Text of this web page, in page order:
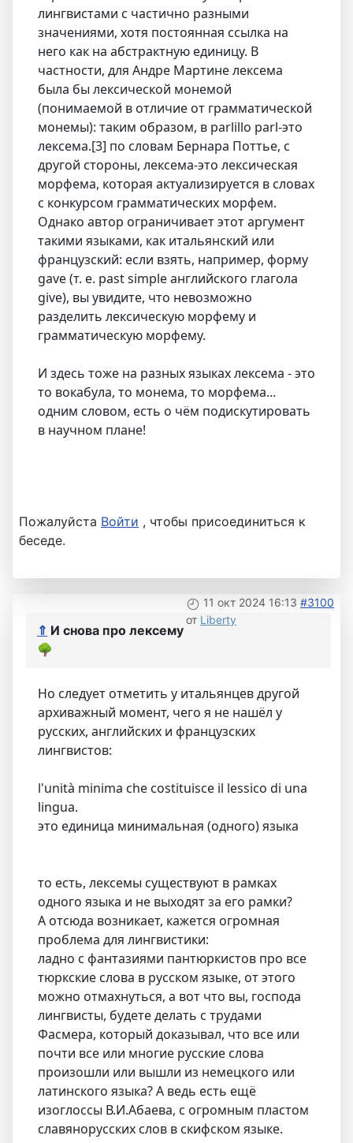
лингвистами с частично разными
значениями, хотя постоянная ссылка на
него как на абстрактную единицу. В
частности, для Андре Мартине лексема
была бы лексической монемой
(понимаемой в отличие от грамматической
монемы): таким образом, в parlillo parl-это
лексема.[3] по словам Бернара Поттье, с
другой стороны, лексема-это лексическая
морфема, которая актуализируется в словах
с конкурсом грамматических морфем.
Однако автор ограничивает этот аргумент
такими языками, как итальянский или
французский: если взять, например, форму
gave (т. е. past simple английского глагола
give), вы увидите, что невозможно
разделить лексическую морфему и
грамматическую морфему.
И здесь тоже на разных языках лексема - это
то вокабула, то монема, то морфема...
одним словом, есть о чём подискутировать
в научном плане!
Пожалуйста Войти , чтобы присоединиться к
беседе.
11 окт 2024 16:13 #3100
от Liberty
⇑ И снова про лексему
🌳
Но следует отметить у итальянцев другой
архиважный момент, чего я не нашёл у
русских, английских и французских
лингвистов:
l'unità minima che costituisce il lessico di una
lingua.
это единица минимальная (одного) языка
то есть, лексемы существуют в рамках
одного языка и не выходят за его рамки?
А отсюда возникает, кажется огромная
проблема для лингвистики:
ладно с фантазиями пантюркистов про все
тюркские слова в русском языке, от этого
можно отмахнуться, а вот что вы, господа
лингвисты, будете делать с трудами
Фасмера, который доказывал, что все или
почти все или многие русские слова
произошли или вышли из немецкого или
латинского языка? А ведь есть ещё
изоглоссы В.И.Абаева, с огромным пластом
славянорусских слов в скифском языке.